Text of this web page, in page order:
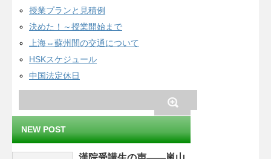
授業プランと見積例
決めた！～授業開始まで
上海⇔蘇州間の交通について
HSKスケジュール
中国法定休日
NEW POST